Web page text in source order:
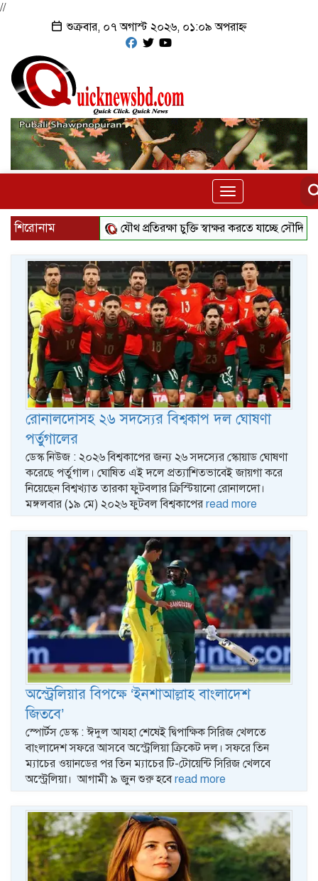
//
শুক্রবার, ০৭ অগাস্ট ২০২৬, ০১:০৯ অপরাহ্ন
Toggle
navigation
শিরোনাম যৌথ প্রতিরক্ষা চুক্তি স্বাক্ষর করতে যাচ্ছে সৌদি-তুরস্ক-
রোনালদোসহ ২৬ সদস্যের বিশ্বকাপ দল ঘোষণা
পর্তুগালের
ডেস্ক নিউজ : ২০২৬ বিশ্বকাপের জন্য ২৬ সদস্যের স্কোয়াড ঘোষণা
করেছে পর্তুগাল। ঘোষিত এই দলে প্রত্যাশিতভাবেই জায়গা করে
নিয়েছেন বিশ্বখ্যাত তারকা ফুটবলার ক্রিস্টিয়ানো রোনালদো।
মঙ্গলবার (১৯ মে) ২০২৬ ফুটবল বিশ্বকাপের read more
অস্ট্রেলিয়ার বিপক্ষে ‘ইনশাআল্লাহ বাংলাদেশ
জিতবে’
স্পোর্টস ডেস্ক : ঈদুল আযহা শেষেই দ্বিপাক্ষিক সিরিজ খেলতে
বাংলাদেশ সফরে আসবে অস্ট্রেলিয়া ক্রিকেট দল। সফরে তিন
ম্যাচের ওয়ানডের পর তিন ম্যাচের টি-টোয়েন্টি সিরিজ খেলবে
অস্ট্রেলিয়া। আগামী ৯ জুন শুরু হবেread more